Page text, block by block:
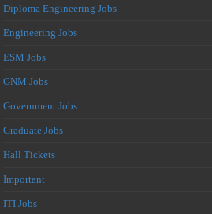
Diploma Engineering Jobs
Engineering Jobs
ESM Jobs
GNM Jobs
Government Jobs
Graduate Jobs
Hall Tickets
Important
ITI Jobs